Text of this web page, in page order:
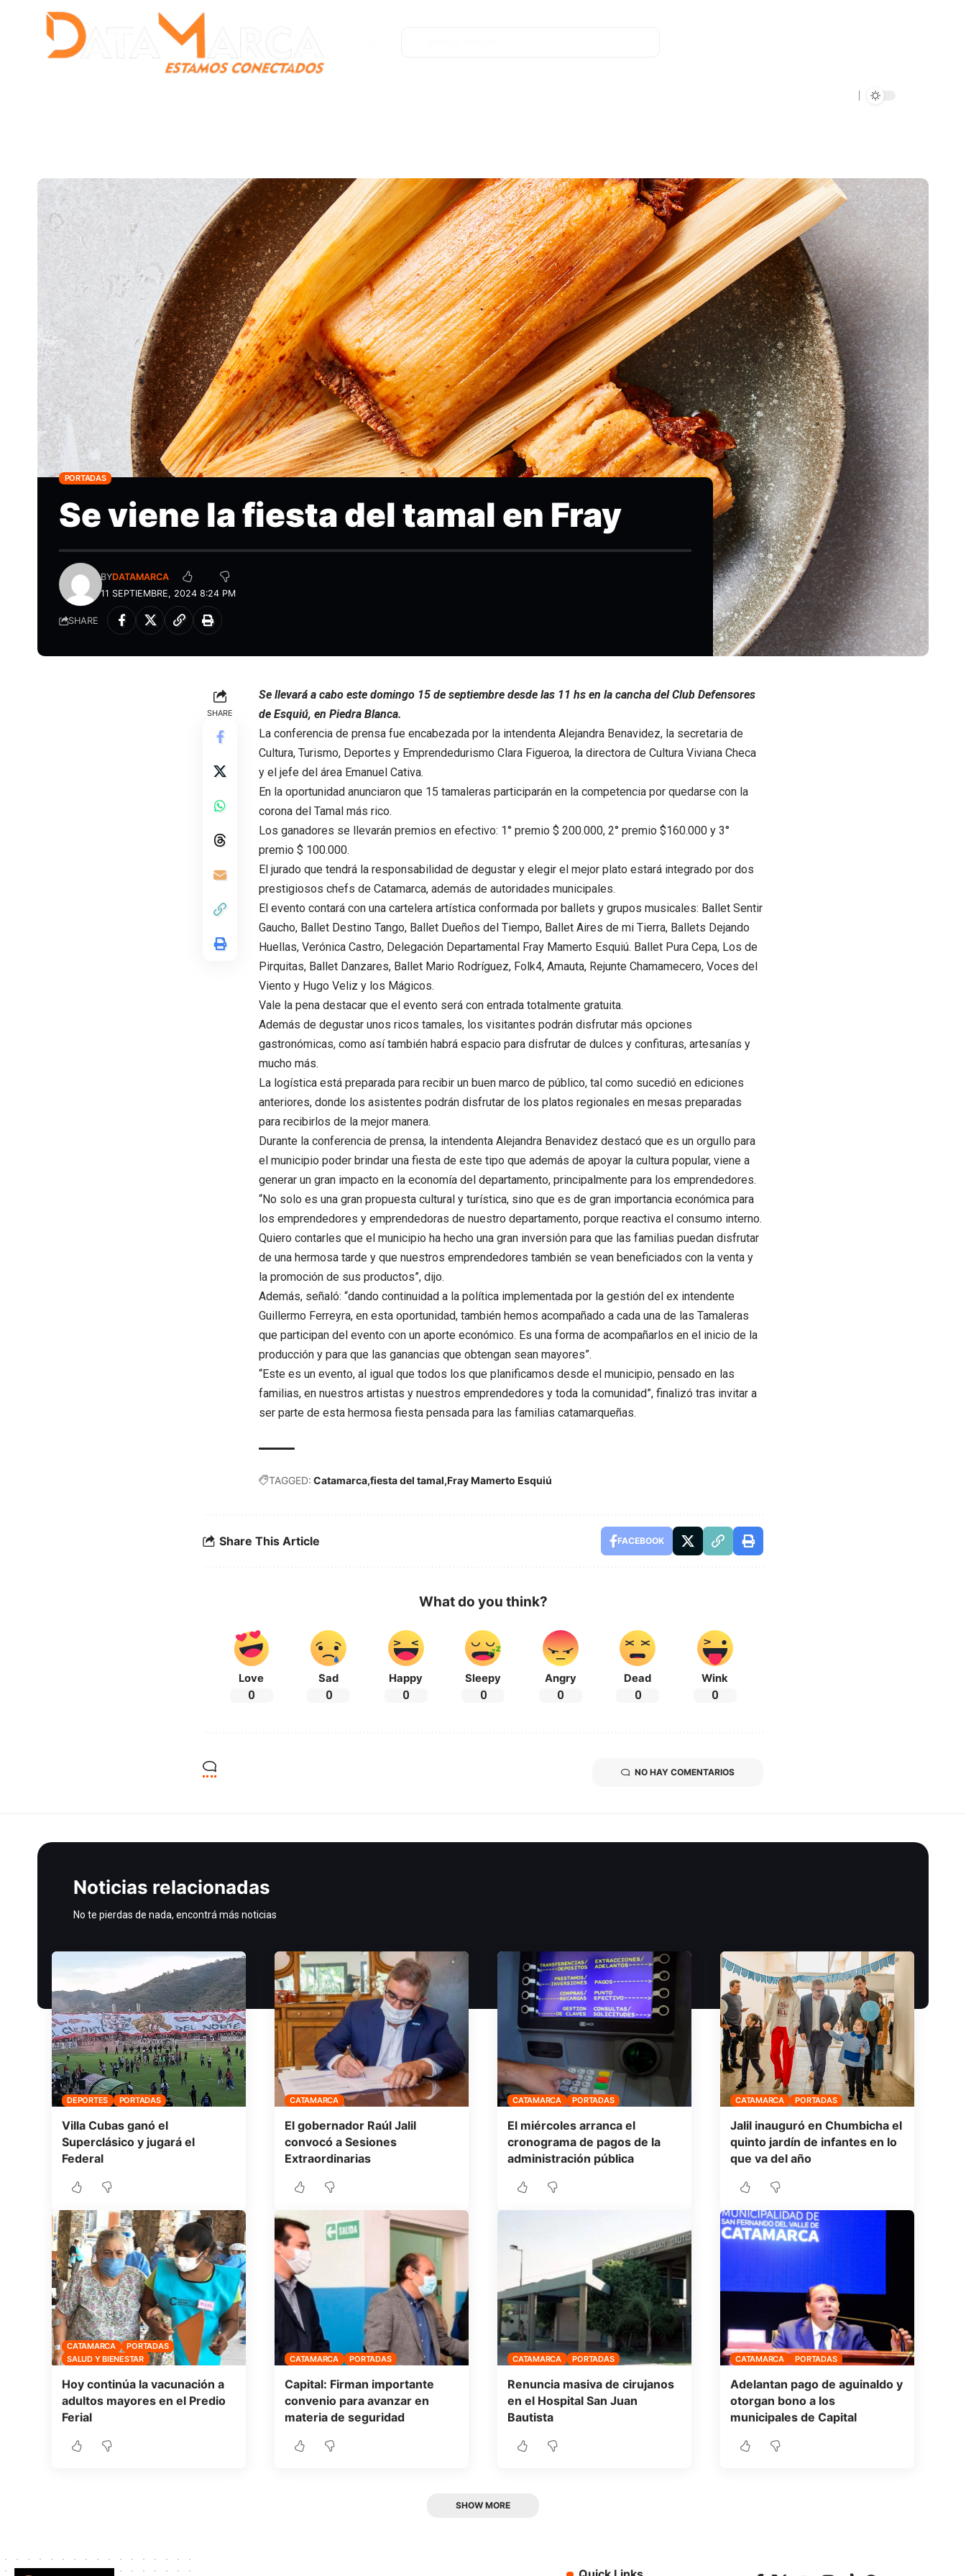
PORTADAS
Se viene la fiesta del tamal en Fray
11 SEPTIEMBRE, 2024 8:24 PM
BYDATAMARCA
SHARE
SHARE
Se llevará a cabo este domingo 15 de septiembre desde las 11 hs en la cancha del Club Defensores
de Esquiú, en Piedra Blanca.
La conferencia de prensa fue encabezada por la intendenta Alejandra Benavidez, la secretaria de
Cultura, Turismo, Deportes y Emprendedurismo Clara Figueroa, la directora de Cultura Viviana Checa
y el jefe del área Emanuel Cativa.
En la oportunidad anunciaron que 15 tamaleras participarán en la competencia por quedarse con la
corona del Tamal más rico.
Los ganadores se llevarán premios en efectivo: 1° premio $ 200.000, 2° premio $160.000 y 3°
premio $ 100.000.
El jurado que tendrá la responsabilidad de degustar y elegir el mejor plato estará integrado por dos
prestigiosos chefs de Catamarca, además de autoridades municipales.
El evento contará con una cartelera artística conformada por ballets y grupos musicales: Ballet Sentir
Gaucho, Ballet Destino Tango, Ballet Dueños del Tiempo, Ballet Aires de mi Tierra, Ballets Dejando
Huellas, Verónica Castro, Delegación Departamental Fray Mamerto Esquiú. Ballet Pura Cepa, Los de
Pirquitas, Ballet Danzares, Ballet Mario Rodríguez, Folk4, Amauta, Rejunte Chamamecero, Voces del
Viento y Hugo Veliz y los Mágicos.
Vale la pena destacar que el evento será con entrada totalmente gratuita.
Además de degustar unos ricos tamales, los visitantes podrán disfrutar más opciones
gastronómicas, como así también habrá espacio para disfrutar de dulces y confituras, artesanías y
mucho más.
La logística está preparada para recibir un buen marco de público, tal como sucedió en ediciones
anteriores, donde los asistentes podrán disfrutar de los platos regionales en mesas preparadas
para recibirlos de la mejor manera.
Durante la conferencia de prensa, la intendenta Alejandra Benavidez destacó que es un orgullo para
el municipio poder brindar una fiesta de este tipo que además de apoyar la cultura popular, viene a
generar un gran impacto en la economía del departamento, principalmente para los emprendedores.
“No solo es una gran propuesta cultural y turística, sino que es de gran importancia económica para
los emprendedores y emprendedoras de nuestro departamento, porque reactiva el consumo interno.
Quiero contarles que el municipio ha hecho una gran inversión para que las familias puedan disfrutar
de una hermosa tarde y que nuestros emprendedores también se vean beneficiados con la venta y
la promoción de sus productos”, dijo.
Además, señaló: “dando continuidad a la política implementada por la gestión del ex intendente
Guillermo Ferreyra, en esta oportunidad, también hemos acompañado a cada una de las Tamaleras
que participan del evento con un aporte económico. Es una forma de acompañarlos en el inicio de la
producción y para que las ganancias que obtengan sean mayores”.
“Este es un evento, al igual que todos los que planificamos desde el municipio, pensado en las
familias, en nuestros artistas y nuestros emprendedores y toda la comunidad”, finalizó tras invitar a
ser parte de esta hermosa fiesta pensada para las familias catamarqueñas.
TAGGED: Catamarca fiesta del tamal Fray Mamerto Esquiú
Share This Article FACEBOOK
What do you think?
Love
0
Sad
0
Happy
0
Sleepy
0
Angry
0
Dead
0
Wink
0
NO HAY COMENTARIOS
Noticias relacionadas
No te pierdas de nada, encontrá más noticias
DEPORTES PORTADAS
Villa Cubas ganó el
Superclásico y jugará el
Federal
CATAMARCA
El gobernador Raúl Jalil
convocó a Sesiones
Extraordinarias
CATAMARCA PORTADAS
El miércoles arranca el
cronograma de pagos de la
administración pública
CATAMARCA PORTADAS
Jalil inauguró en Chumbicha el
quinto jardín de infantes en lo
que va del año
CATAMARCA
PORTADAS
SALUD Y BIENESTAR
Hoy continúa la vacunación a
adultos mayores en el Predio
Ferial
CATAMARCA PORTADAS
Capital: Firman importante
convenio para avanzar en
materia de seguridad
CATAMARCA PORTADAS
Renuncia masiva de cirujanos
en el Hospital San Juan
Bautista
CATAMARCA PORTADAS
Adelantan pago de aguinaldo y
otorgan bono a los
municipales de Capital
SHOW MORE